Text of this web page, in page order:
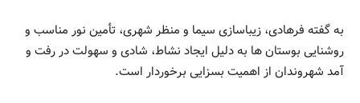
به گفته فرهادی، زیباسازی سیما و منظر شهری، تأمین نور مناسب و
روشنایی بوستان ها به دلیل ایجاد نشاط، شادی و سهولت در رفت و
آمد شهروندان از اهمیت بسزایی برخوردار است.